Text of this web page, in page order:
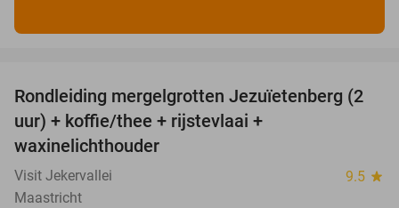
25%
Rondleiding mergelgrotten Jezuïetenberg (2
uur) + koffie/thee + rijstevlaai +
waxinelichthouder
Visit Jekervallei 9.5 star
Maastricht